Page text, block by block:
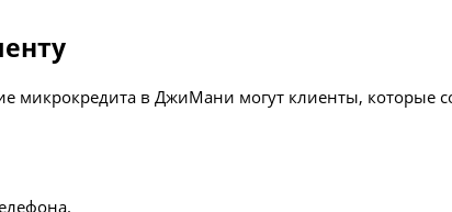
микрокредита в ДжиМани могут клиенты, которые